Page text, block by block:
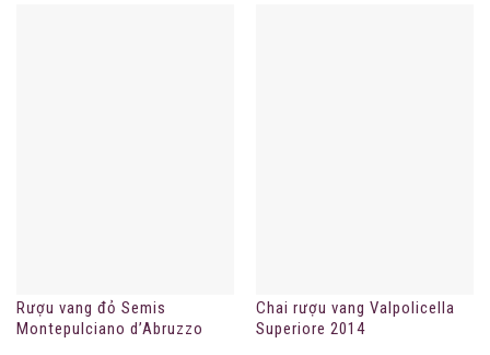
Rượu vang đỏ Semis
Montepulciano d’Abruzzo
Chai rượu vang Valpolicella
Superiore 2014